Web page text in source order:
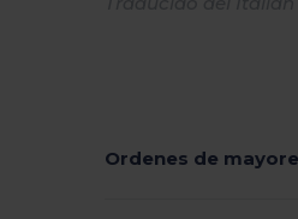
Ordenes de